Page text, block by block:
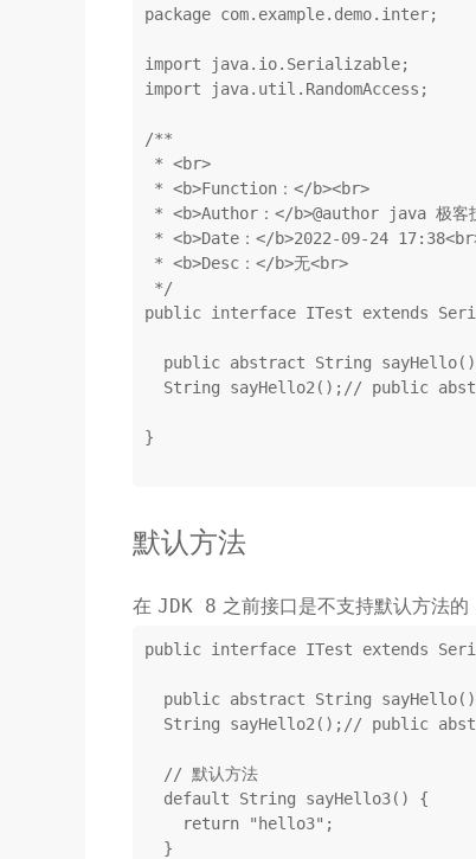
package com.example.demo.inter;
import
import java.util.RandomAccess;
/**
* <br>
* <b>Function：</b><br>
* <b>Author：</b>@author java 极客
* <b>Date：</b>2022-09-24
* <b>Desc：</b>无<br>
*/
public interface ITest extends
public abstract String sayHello()
String sayHello2 () ; // public
}
默认方法
在 JDK 8 之前接口是不支持默认方法的
public interface ITest extends
public abstract String sayHello()
String sayHello2 () ; // public
// 默认方法
default String sayHello3()
{
return
"hello3" ;
}